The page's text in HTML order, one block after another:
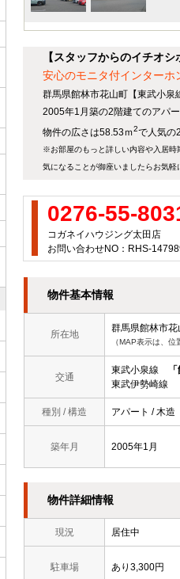
【スタッフからのイチオ
安心のモニタ付インター
群馬県館林市花山町【東武小泉
2005年1月築の2階建てのアパ
物件の広さは58.53ｍ2で人気の
※お部屋のもっと詳しい内容や入居時
気になることが御座いましたらお気軽
0276-55-
コガネイハウジング太田店
お問い合わせNO：RHS-
物件基本情報
所在地
群馬県館林市
（MAP表示は、
交通
東武小泉線
東武伊勢崎線
種別 / 構造 アパート / 木造
築年月 2005年1月
物件詳細情報
現況 居住中
駐車場 あり3,300円